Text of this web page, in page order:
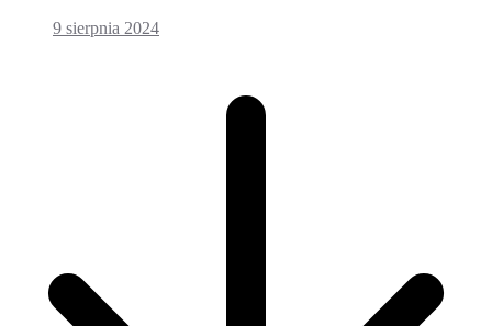
9 sierpnia 2024